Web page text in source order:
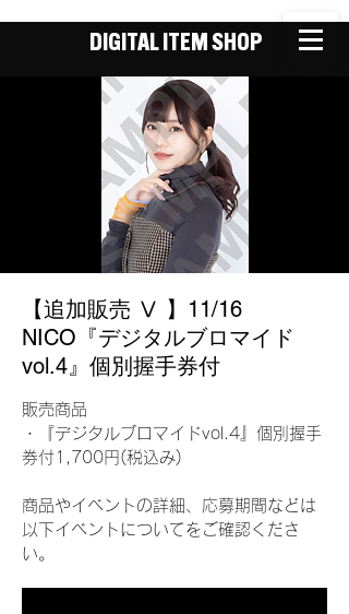
DIGITAL ITEM SHOP
【追加販売 Ⅴ 】11/16
NICO『デジタルブロマイド
vol.4』個別握手券付
販売商品
・『デジタルブロマイドvol.4』個別握手
券付1,700円(税込み)
商品やイベントの詳細、応募期間などは
以下イベントについてをご確認くださ
い。